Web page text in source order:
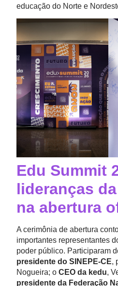
educação do Norte e
Edu Summit
lideranças
na abertura
A cerimônia de abertura
importantes representantes
poder público. Participaram
presidente do SINEPE-CE,
Nogueira; o CEO da kedu,
presidente da Federação